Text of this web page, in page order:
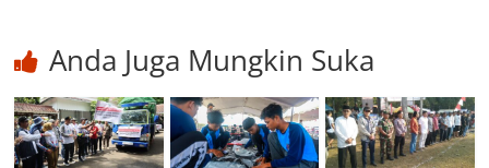
Anda Juga Mungkin Suka